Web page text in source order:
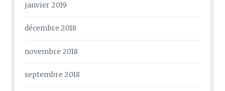
janvier 2019
décembre 2018
novembre 2018
septembre 2018